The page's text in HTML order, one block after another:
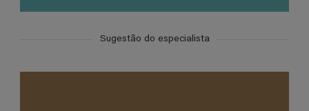
Sugestão do especialista